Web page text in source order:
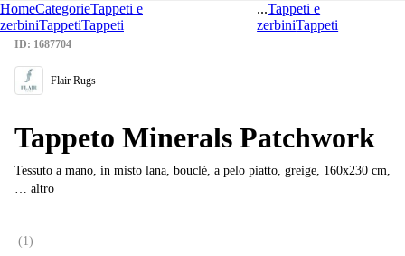
HomeCategorieTappeti e
zerbiniTappetiTappeti
...Tappeti e
zerbiniTappeti
ID: 1687704
Flair Rugs
Tappeto Minerals Patchwork
Tessuto a mano, in misto lana, bouclé, a pelo piatto, greige, 160x230 cm,
… altro
(1 )